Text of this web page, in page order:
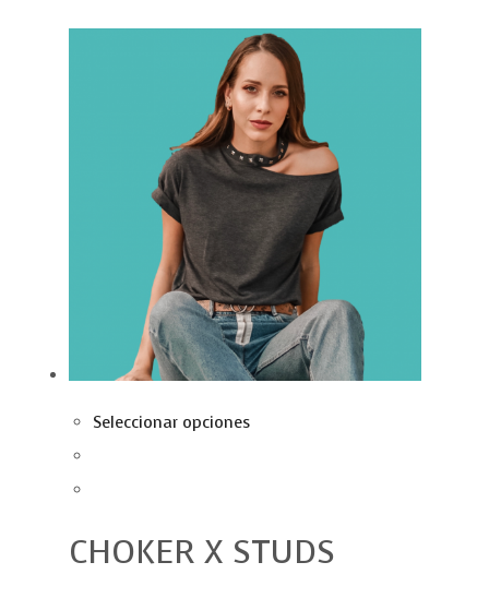
Seleccionar opciones
CHOKER X STUDS